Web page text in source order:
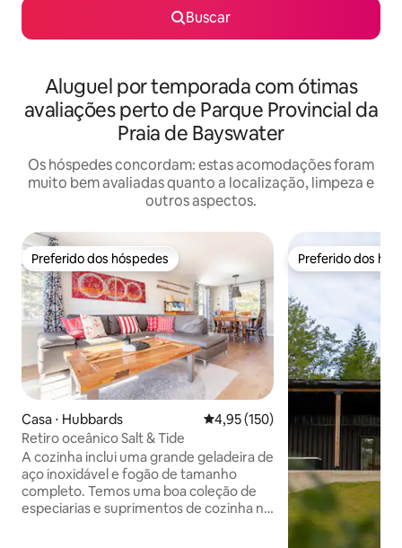
Buscar
Aluguel por temporada com ótimas
avaliações perto de Parque Provincial da
Praia de Bayswater
Os hóspedes concordam: estas acomodações foram
muito bem avaliadas quanto a localização, limpeza e
outros aspectos.
Preferido dos hóspedes
Preferido dos hóspedes
Casa ⋅ Hubbards 4,95 de uma avaliação média de
4,95 (150)
Retiro oceânico Salt & Tide
A cozinha inclui uma grande geladeira de
aço inoxidável e fogão de tamanho
completo. Temos uma boa coleção de
especiarias e suprimentos de cozinha na
Preferido dos
Preferido dos